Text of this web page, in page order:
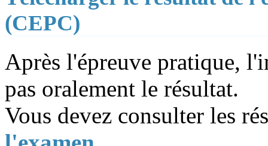
(CEPC)
Après l'épreuve pratique,
pas oralement le résultat.
Vous devez consulter les